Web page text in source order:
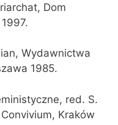
Dom
Wydawnictwa
1985.
red. S.
Kraków